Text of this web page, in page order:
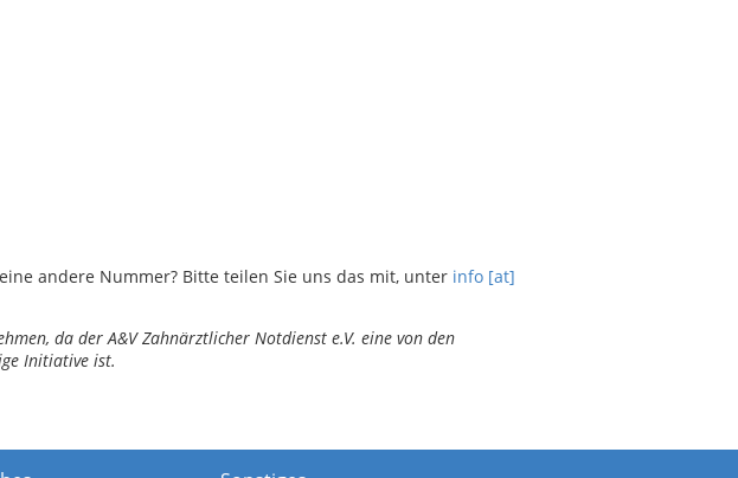
andere Nummer? Bitte teilen Sie uns das mit, unter info [at]
da der A&V Zahnärztlicher Notdienst e.V. eine von den
Initiative ist.